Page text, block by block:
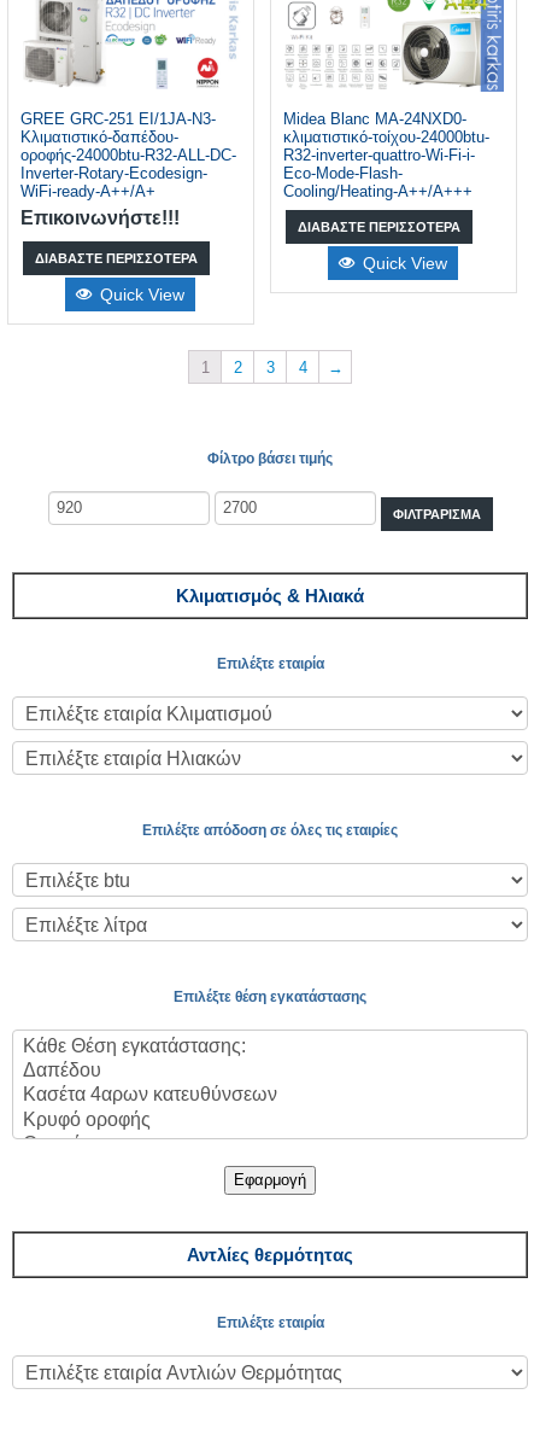
GREE GRC-251 EI/1JA-N3-
Κλιματιστικό-δαπέδου-
οροφής-24000btu-R32-ALL-DC-
Inverter-Rotary-Ecodesign-
WiFi-ready-A++/A+
Επικοινωνήστε!!!
ΔΙΑΒΆΣΤΕ ΠΕΡΙΣΣΌΤΕΡΑ
Quick View
Midea Blanc MA-24NXD0-
κλιματιστικό-τοίχου-24000btu-
R32-inverter-quattro-Wi-Fi-i-
Eco-Mode-Flash-
Cooling/Heating-A++/A+++
ΔΙΑΒΆΣΤΕ ΠΕΡΙΣΣΌΤΕΡΑ
Quick View
1 2 3 4 →
Φίλτρο βάσει τιμής
ΦΙΛΤΡΆΡΙΣΜΑ
Κλιματισμός & Ηλιακά
Επιλέξτε εταιρία
Επιλέξτε απόδοση σε όλες τις εταιρίες
Επιλέξτε θέση εγκατάστασης
Εφαρμογή
Αντλίες θερμότητας
Επιλέξτε εταιρία